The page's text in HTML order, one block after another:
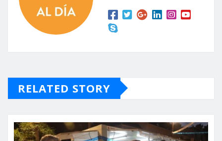
RELATED STORY